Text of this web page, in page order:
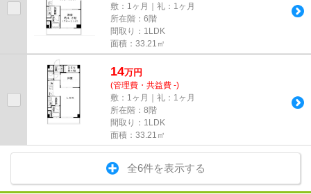
敷：1ヶ月｜礼：1ヶ月
所在階：6階
間取り：1LDK
面積：33.21㎡
14万円
(管理費・共益費 -)
敷：1ヶ月｜礼：1ヶ月
所在階：8階
間取り：1LDK
面積：33.21㎡
全6件を表示する